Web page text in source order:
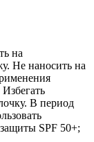
на
Не наносить на
В период
SPF 50+;